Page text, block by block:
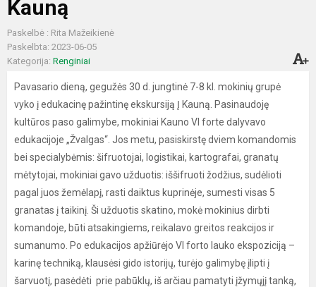
Kauną
Paskelbė : Rita Mažeikienė
Paskelbta: 2023-06-05
Kategorija: Renginiai
Pavasario dieną, gegužės 30 d. jungtinė 7-8 kl. mokinių grupė
vyko į edukacinę pažintinę ekskursiją Į Kauną. Pasinaudoję
kultūros paso galimybe, mokiniai Kauno VI forte dalyvavo
edukacijoje „Žvalgas“. Jos metu, pasiskirstę dviem komandomis
bei specialybėmis: šifruotojai, logistikai, kartografai, granatų
mėtytojai, mokiniai gavo užduotis: iššifruoti žodžius, sudėlioti
pagal juos žemėlapį, rasti daiktus kuprinėje, sumesti visas 5
granatas į taikinį. Ši užduotis skatino, mokė mokinius dirbti
komandoje, būti atsakingiems, reikalavo greitos reakcijos ir
sumanumo. Po edukacijos apžiūrėjo VI forto lauko ekspoziciją –
karinę techniką, klausėsi gido istorijų, turėjo galimybę įlipti į
šarvuotį, pasėdėti prie pabūklų, iš arčiau pamatyti įžymųjį tanką,